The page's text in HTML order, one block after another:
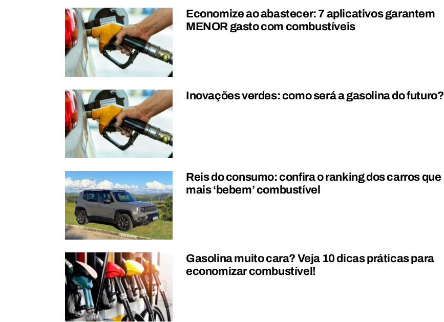
Economize ao abastecer: 7 aplicativos garantem
MENOR gasto com combustíveis
Inovações verdes: como será a gasolina do futuro?
Reis do consumo: confira o ranking dos carros que
mais ‘bebem’ combustível
Gasolina muito cara? Veja 10 dicas práticas para
economizar combustível!